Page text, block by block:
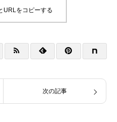
URLをコピーする
次の記事